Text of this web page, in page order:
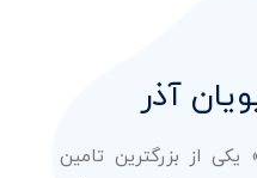
آذر
یکی از بزرگترین تامین